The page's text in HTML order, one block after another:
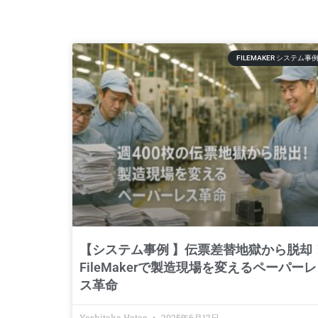
FILEMAKER システム事例
【システム事例 】伝票差替地獄から脱却
FileMakerで製造現場を変えるペーパーレ
ス革命